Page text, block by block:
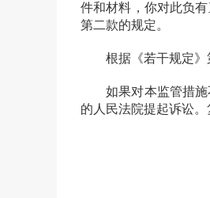
件和材料，你对此负
第二款的规定。
根据《若干规定》第
如果对本监管措施不
的人民法院提起诉讼